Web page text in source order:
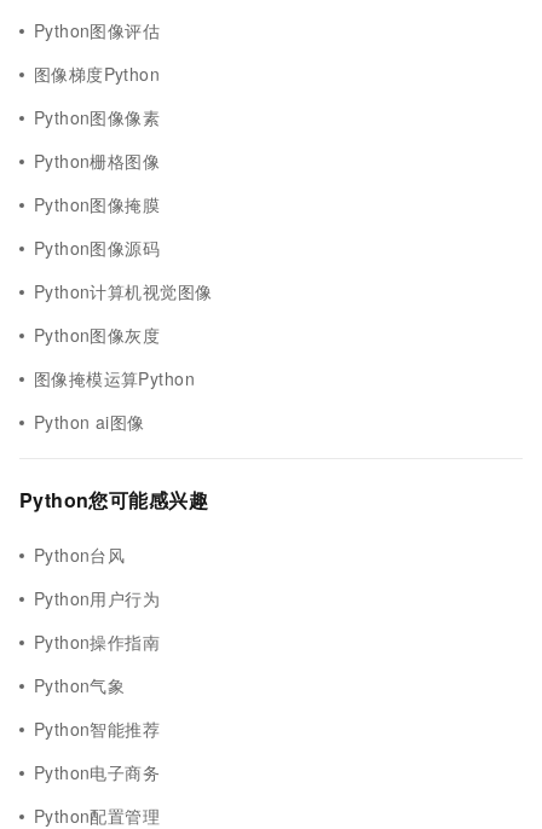
Python图像评估
图像梯度Python
Python图像像素
Python栅格图像
Python图像掩膜
Python图像源码
Python计算机视觉图像
Python图像灰度
图像掩模运算Python
Python ai图像
Python您可能感兴趣
Python台风
Python用户行为
Python操作指南
Python气象
Python智能推荐
Python电子商务
Python配置管理